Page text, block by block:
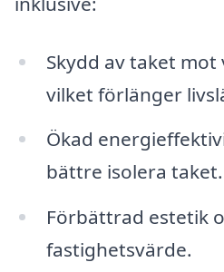
Skydd av taket mot
vilket förlänger
Ökad
bättre isolera taket.
Förbättrad estetik
fastighetsvärde.